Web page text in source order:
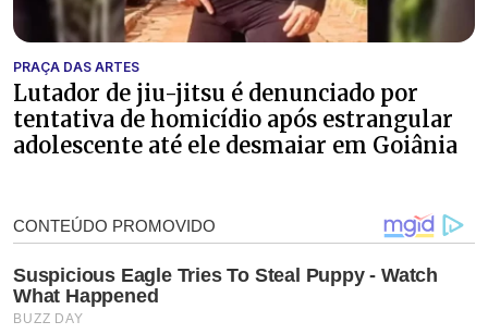
PRAÇA DAS ARTES
Lutador de jiu-jitsu é denunciado por
tentativa de homicídio após estrangular
adolescente até ele desmaiar em Goiânia